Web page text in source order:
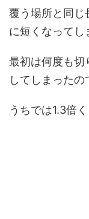
覆う場所と同じ
に短くなってし
最初は何度も切
してしまった
うちでは1.3倍